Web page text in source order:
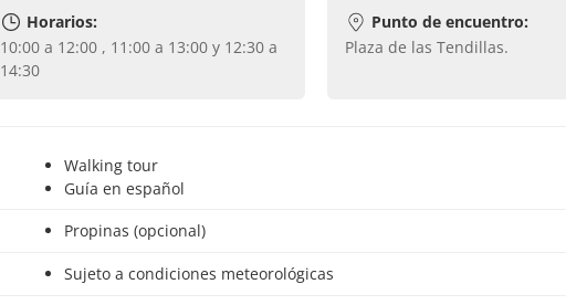
Horarios:
10:00 a 12:00 , 11:00 a 13:00 y 12:30 a
14:30
Punto de encuentro:
Plaza de las Tendillas.
Walking tour
Guía en español
Propinas (opcional)
Sujeto a condiciones meteorológicas